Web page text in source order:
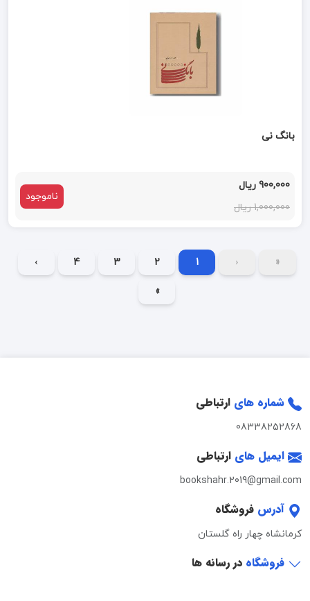
بانگ نی
900,000 ریال
1,000,000 ریال
ناموجود
«
‹
1
2
3
4
›
»
شماره های ارتباطی
08338252868
ایمیل های ارتباطی
bookshahr.2019@gmail.com
آدرس فروشگاه
کرمانشاه چهار راه گلستان
فروشگاه در رسانه ها